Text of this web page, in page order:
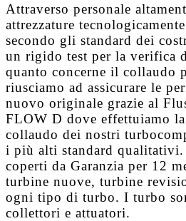
Attraverso personale
attrezzature
secondo gli standard dei
un rigido test per la verifica
quanto concerne il collaudo
riusciamo ad assicurare le
nuovo originale grazie al
FLOW D dove effettuiamo
collaudo dei nostri
i più alti standard
coperti da Garanzia per 12
turbine nuove, turbine
ogni tipo di turbo. I turbo
collettori e attuatori.